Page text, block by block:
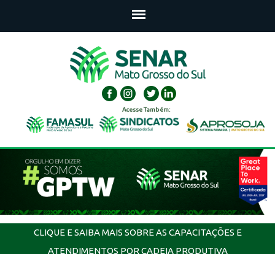
Acesse Também:
CLIQUE E SAIBA MAIS SOBRE AS CAPACITAÇÕES E
ATENDIMENTOS POR CADEIA PRODUTIVA